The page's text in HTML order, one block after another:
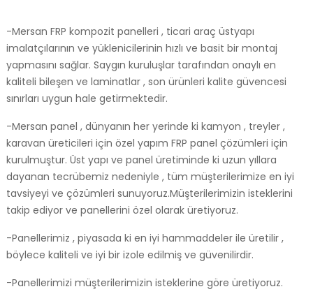
-Mersan FRP kompozit panelleri , ticari araç üstyapı
imalatçılarının ve yüklenicilerinin hızlı ve basit bir montaj
yapmasını sağlar. Saygın kuruluşlar tarafından onaylı en
kaliteli bileşen ve laminatlar , son ürünleri kalite güvencesi
sınırları uygun hale getirmektedir.
-Mersan panel , dünyanın her yerinde ki kamyon , treyler ,
karavan üreticileri için özel yapım FRP panel çözümleri için
kurulmuştur. Üst yapı ve panel üretiminde ki uzun yıllara
dayanan tecrübemiz nedeniyle , tüm müşterilerimize en iyi
tavsiyeyi ve çözümleri sunuyoruz.Müşterilerimizin isteklerini
takip ediyor ve panellerini özel olarak üretiyoruz.
-Panellerimiz , piyasada ki en iyi hammaddeler ile üretilir ,
böylece kaliteli ve iyi bir izole edilmiş ve güvenilirdir.
-Panellerimizi müşterilerimizin isteklerine göre üretiyoruz.